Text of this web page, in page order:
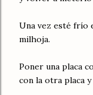
Una vez esté frío
milhoja.
Poner una placa
con la otra placa